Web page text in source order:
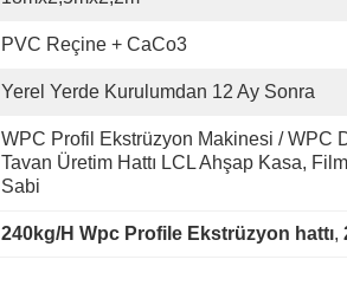
PVC Reçine + CaCo3
Yerel Yerde Kurulumdan 12 Ay Sonra
WPC Profil Ekstrüzyon Makinesi / WPC
Tavan Üretim Hattı LCL Ahşap Kasa,
Sabi
240kg/H Wpc Profile Ekstrüzyon hattı,